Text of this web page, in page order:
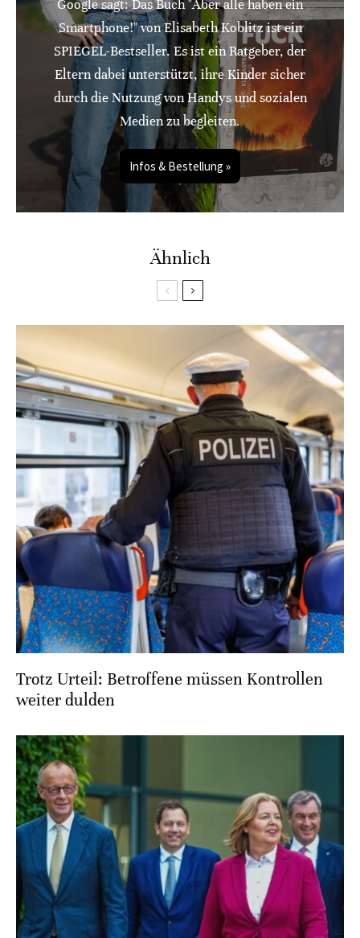
Google sagt: Das Buch "Aber alle haben ein
Smartphone!" von Elisabeth Koblitz ist ein
SPIEGEL-Bestseller. Es ist ein Ratgeber, der
Eltern dabei unterstützt, ihre Kinder sicher
durch die Nutzung von Handys und sozialen
Medien zu begleiten.
Infos & Bestellung »
Ähnlich
Trotz Urteil: Betroffene müssen Kontrollen
weiter dulden